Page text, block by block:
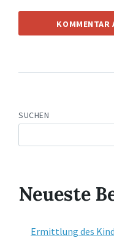
SUCHEN
Neueste
Ermittlung des